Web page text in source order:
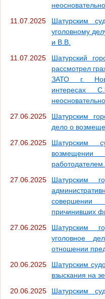
11.07.2025
Шатурским
уголовному
и В.В.
11.07.2025
Шатурский
рассмотрел
ЗАТО г.
27.06.2025
Шатурским
дело о
27.06.2025
Шатурским
работодателем.
27.06.2025
Шатурским
совершении
причинивших
27.06.2025
Шатурским
уголовное
отношении
20.06.2025
Шатурским
взыскания на
20.06.2025
Шатурским